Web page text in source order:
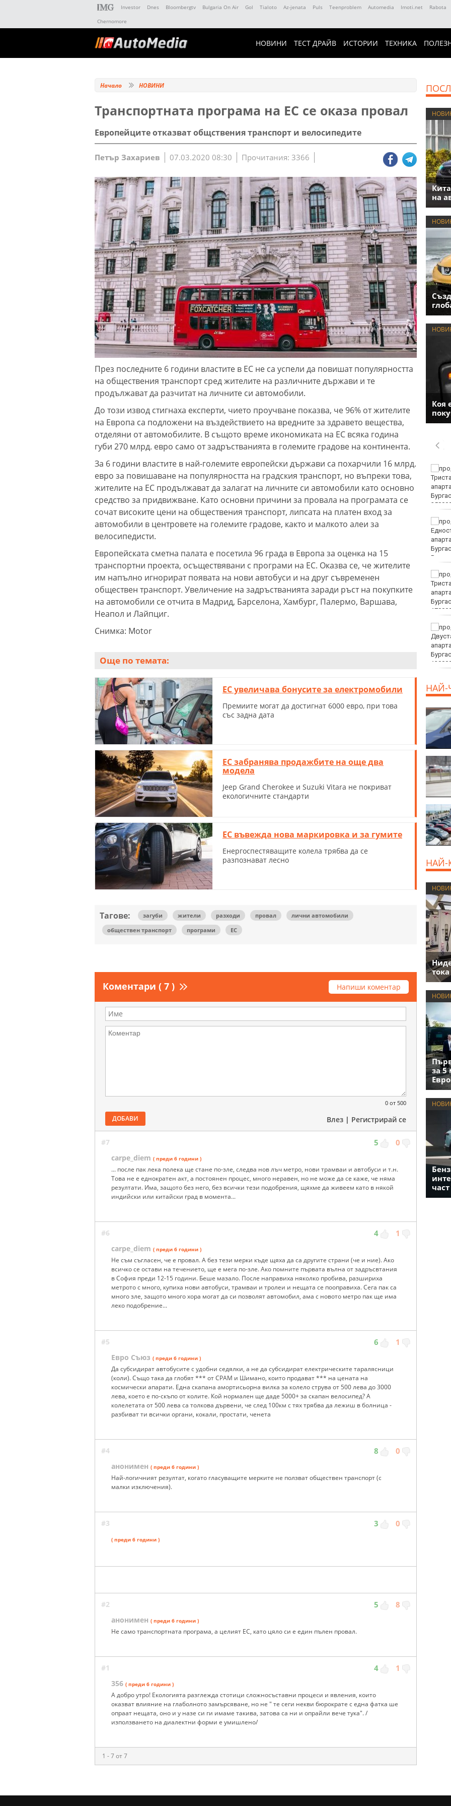
Investor Dnes Bloombergtv Bulgaria On Air Gol Tialoto Az-jenata Puls Teenproblem Automedia Imoti.net Rabota
Chernomore
НОВИНИ ТЕСТ ДРАЙВ ИСТОРИИ ТЕХНИКА
Начало НОВИНИ
Транспортната програма на ЕС се оказа провал
Европейците отказват общствения транспорт и велосипедите
Петър Захариев 07.03.2020 08:30 Прочитания: 3366
През последните 6 години властите в ЕС не са успели да повишат популярността
на обществения транспорт сред жителите на различните държави и те
продължават да разчитат на личните си автомобили.
До този извод стигнаха експерти, чието проучване показва, че 96% от жителите
на Европа са подложени на въздействието на вредните за здравето вещества,
отделяни от автомобилите. В същото време икономиката на ЕС всяка година
губи 270 млрд. евро само от задръстванията в големите градове на континента.
За 6 години властите в най-големите европейски държави са похарчили 16 млрд.
евро за повишаване на популярността на градския транспорт, но въпреки това,
жителите на ЕС продължават да залагат на личните си автомобили като основно
средство за придвижване. Като основни причини за провала на програмата се
сочат високите цени на обществения транспорт, липсата на платен вход за
автомобили в центровете на големите градове, както и малкото алеи за
велосипедисти.
Европейската сметна палата е посетила 96 града в Европа за оценка на 15
транспортни проекта, осъществявани с програми на ЕС. Оказва се, че жителите
им напълно игнорират появата на нови автобуси и на друг съвременен
обществен транспорт. Увеличение на задръстванията заради ръст на покупките
на автомобили се отчита в Мадрид, Барселона, Хамбург, Палермо, Варшава,
Неапол и Лайпциг.
Снимка: Motor
Още по темата:
ЕС увеличава бонусите за електромобили
Премиите могат да достигнат 6000 евро, при това
със задна дата
ЕС забранява продажбите на още два
модела
Jeep Grand Cherokee и Suzuki Vitara не покриват
екологичните стандарти
ЕС въвежда нова маркировка и за гумите
Енергоспестяващите колела трябва да се
разпознават лесно
Тагове: загуби жители разходи провал
лични автомобили
обществен транспорт
програми ЕС
Коментари ( 7 ) Напиши коментар
0 от 500
ДОБАВИ Влез | Регистрирай се
#7 5 0
carpe_diem ( преди 6 години )
... после пак лека полека ще стане по-зле, следва нов лъч метро, нови трамваи и автобуси и т.н.
Това не е еднократен акт, а постоянен процес, много неравен, но не може да се каже, че няма
резултати. Има, защото без него, без всички тези подобрения, щяхме да живеем като в някой
индийски или китайски град в момента...
#6 4 1
carpe_diem ( преди 6 години )
Не съм съгласен, че е провал. А без тези мерки къде щяха да са другите страни (че и ние). Ако
всичко се остави на течението, ще е мега по-зле. Ако помните първата вълна от задръсвтания
в София преди 12-15 години. Беше мазало. После направиха няколко пробива, разшириха
метрото с много, купиха нови автобуси, трамваи и тролеи и нещата се пооправиха. Сега пак са
много зле, защото много хора могат да си позволят автомобил, ама с новото метро пак ще има
леко подобрение...
#5 6 1
Евро Съюз ( преди 6 години )
Да субсидират автобусите с удобни седялки, а не да субсидират електрическите таралясници
(коли). Също така да глобят *** от СРАМ и Шимано, които продават *** на цената на
космически апарати. Една скапана амортисьорна вилка за колело струва от 500 лева до 3000
лева, което е по-скъпо от колите. Кой нормален ще даде 5000+ за скапан велосипед? А
колелетата от 500 лева са толкова дървени, че след 100км с тях трябва да лежиш в болница -
разбиват ти всички органи, кокали, простати, ченета
#4 8 0
анонимен ( преди 6 години )
Най-логичният резултат, когато гласуващите мерките не ползват обществен транспорт (с
малки изключения).
#3 3 0
( преди 6 години )
#2 5 8
анонимен ( преди 6 години )
Не само транспортната програма, а целият ЕС, като цяло си е един пълен провал.
#1 4 1
356 ( преди 6 години )
А добро утро! Екологията разглежда стотици сложносъставни процеси и явления, които
оказват влияние на глаболното замърсяване, но не " те сеги некви бюрократе с една фатка ше
опраат нещата, оно и у назе си ги имаме такива, затова са ни и опрайли вече тука". /
използването на диалектни форми е умишлено/
1 - 7 от 7
на
Коя
Убитият мъж на
Младежкия хълм в
Пловдив е от Кричим
Кола се преобърна по
Това са последните дни,
в които цените ще се
изписват в лева и в
евро по закон
НАЙ-
НАЙ-
за 5
част